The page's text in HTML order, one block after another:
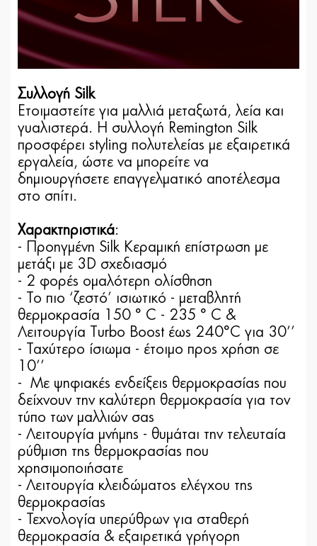
Συλλογή Silk
Ετοιμαστείτε για μαλλιά μεταξωτά, λεία και
γυαλιστερά. Η συλλογή Remington Silk
προσφέρει styling πολυτελείας με εξαιρετικά
εργαλεία, ώστε να μπορείτε να
δημιουργήσετε επαγγελματικό αποτέλεσμα
στο σπίτι.
Χαρακτηριστικά:
- Προηγμένη Silk Κεραμική επίστρωση με
μετάξι με 3D σχεδιασμό
- 2 φορές ομαλότερη ολίσθηση
- Το πιο ‘ζεστό’ ισιωτικό - μεταβλητή
θερμοκρασία 150 ° C - 235 ° C &
Λειτουργία Turbo Boost έως 240°C για 30’’
- Ταχύτερο ίσιωμα - έτοιμο προς χρήση σε
10’’
- Με ψηφιακές ενδείξεις θερμοκρασίας που
δείχνουν την καλύτερη θερμοκρασία για τον
τύπο των μαλλιών σας
- Λειτουργία μνήμης - θυμάται την τελευταία
ρύθμιση της θερμοκρασίας που
χρησιμοποιήσατε
- Λειτουργία κλειδώματος ελέγχου της
θερμοκρασίας
- Τεχνολογία υπερύθρων για σταθερή
θερμοκρασία & εξαιρετικά γρήγορη